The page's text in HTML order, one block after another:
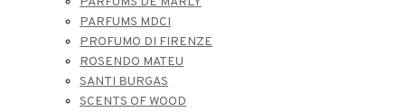
PARFUMS MDCI
PROFUMO DI FIRENZE
ROSENDO MATEU
SANTI BURGAS
SCENTS OF WOOD